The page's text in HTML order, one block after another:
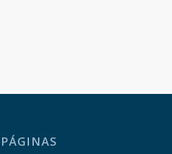
PÁGINAS